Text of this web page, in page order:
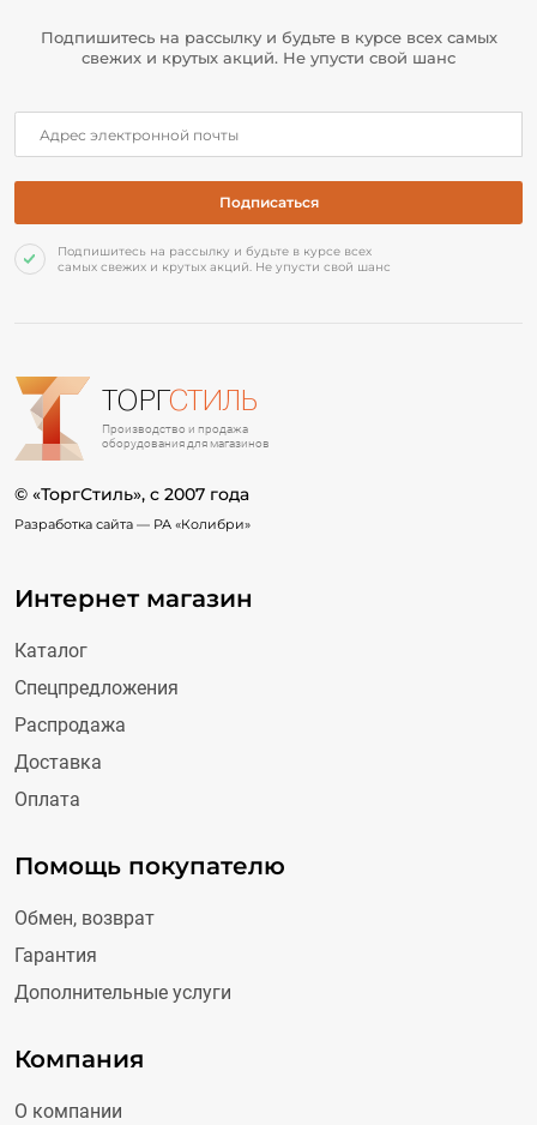
Подпишитесь на рассылку и будьте в курсе всех самых
свежих и крутых акций. Не упусти свой шанс
Подпишитесь на рассылку и будьте в курсе всех
самых свежих и крутых акций. Не упусти свой шанс
ТОРГСТИЛЬ
Производство и продажа
оборудования для магазинов
© «ТоргСтиль», c 2007 года
Разработка сайта — РА «Колибри»
Интернет магазин
Каталог
Спецпредложения
Распродажа
Доставка
Оплата
Помощь покупателю
Обмен, возврат
Гарантия
Дополнительные услуги
Компания
О компании